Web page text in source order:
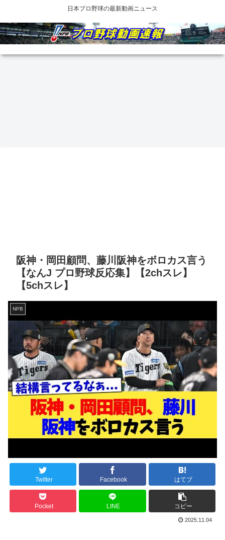
日本プロ野球の最新動画ニュース
阪神・岡田顧問、藤川阪神をボロカス言う
【なんJ プロ野球反応集】【2chスレ】
【5chスレ】
NPB
Twitter Facebook はてブ
Pocket LINE コピー
2025.11.04